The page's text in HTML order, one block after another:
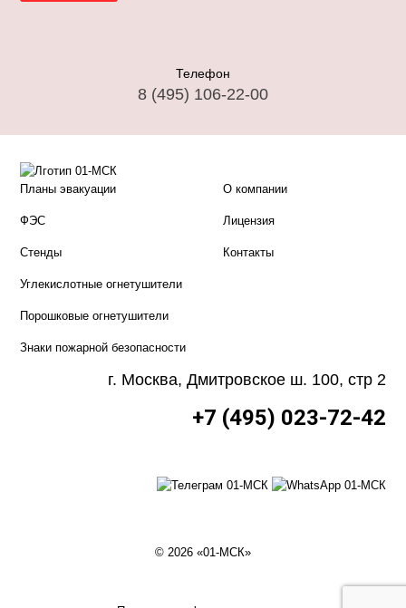
Телефон
8 (495) 106-22-00
Планы эвакуации
ФЭС
Стенды
Углекислотные огнетушители
Порошковые огнетушители
Знаки пожарной безопасности
О компании
Лицензия
Контакты
г. Москва, Дмитровское ш. 100, стр 2
+7 (495) 023-72-42
© 2026 «01-МСК»